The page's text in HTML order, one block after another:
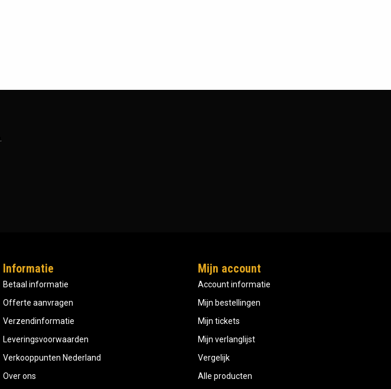
Informatie
Betaal informatie
Offerte aanvragen
Verzendinformatie
Leveringsvoorwaarden
Verkooppunten Nederland
Over ons
Mijn account
Account informatie
Mijn bestellingen
Mijn tickets
Mijn verlanglijst
Vergelijk
Alle producten